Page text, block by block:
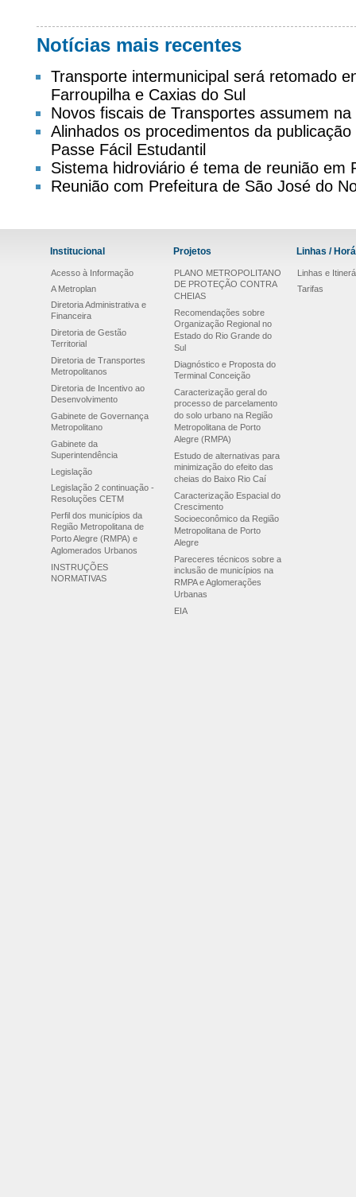
Notícias mais recentes
Transporte intermunicipal será retomado
Farroupilha e Caxias do Sul
Novos fiscais de Transportes assumem
Alinhados os procedimentos da
Passe Fácil Estudantil
Sistema hidroviário é tema de reunião em
Reunião com Prefeitura de São José do
Institucional
Acesso à Informação
A Metroplan
Diretoria Administrativa e
Financeira
Diretoria de Gestão
Territorial
Diretoria de Transportes
Metropolitanos
Diretoria de Incentivo ao
Desenvolvimento
Gabinete de Governança
Metropolitano
Gabinete da
Superintendência
Legislação
Legislação 2 continuação -
Resoluções CETM
Perfil dos municípios da
Região Metropolitana de
Porto Alegre (RMPA) e
Aglomerados Urbanos
INSTRUÇÕES
NORMATIVAS
Projetos
PLANO METROPOLITANO
DE PROTEÇÃO CONTRA
CHEIAS
Recomendações sobre
Organização Regional no
Estado do Rio Grande do
Sul
Diagnóstico e Proposta do
Terminal Conceição
Caracterização geral do
processo de parcelamento
do solo urbano na Região
Metropolitana de Porto
Alegre (RMPA)
Estudo de alternativas para
minimização do efeito das
cheias do Baixo Rio Caí
Caracterização Espacial do
Crescimento
Socioeconômico da Região
Metropolitana de Porto
Alegre
Pareceres técnicos sobre a
inclusão de municípios na
RMPA e Aglomerações
Urbanas
EIA
Linhas /
Linhas e
Tarifas